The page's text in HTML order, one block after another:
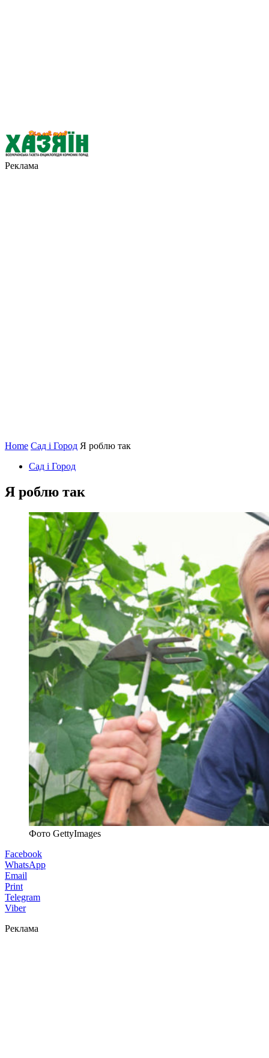
Реклама
Home Сад і Город Я роблю так
Сад і Город
Я роблю так
Фото GettyImages
Facebook
WhatsApp
Email
Print
Telegram
Viber
Реклама